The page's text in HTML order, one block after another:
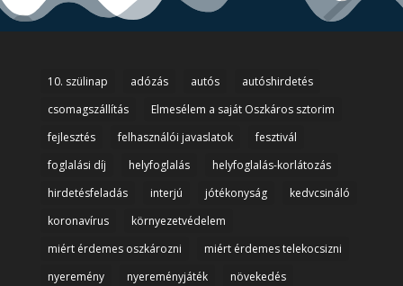
10. szülinap adózás autós
autóshirdetés
csomagszállítás
Elmesélem a saját Oszkáros sztorim
fejlesztés
felhasználói javaslatok
fesztivál
foglalási díj
helyfoglalás
helyfoglalás-korlátozás
hirdetésfeladás
interjú jótékonyság
kedvcsináló
koronavírus
környezetvédelem
miért érdemes oszkározni
miért érdemes telekocsizni
nyeremény
nyereményjáték
növekedés